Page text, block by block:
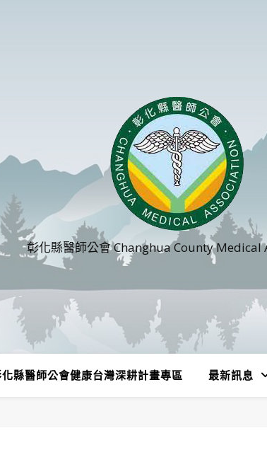
彰化縣醫師公會 Changhua County Medical
縣醫師公會健康台灣深耕計畫專區 最新訊息